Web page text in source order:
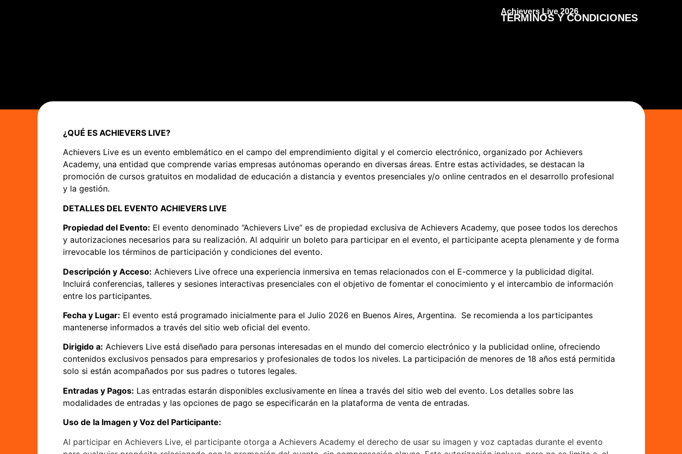
TÉRMINOS Y CONDICIONES
Achievers Live 2026
¿QUÉ ES ACHIEVERS LIVE?
Achievers Live es un evento emblemático en el campo del emprendimiento digital y el comercio electrónico, organizado por Achievers
Academy, una entidad que comprende varias empresas autónomas operando en diversas áreas. Entre estas actividades, se destacan la
promoción de cursos gratuitos en modalidad de educación a distancia y eventos presenciales y/o online centrados en el desarrollo profesional
y la gestión.
DETALLES DEL EVENTO ACHIEVERS LIVE
Propiedad del Evento: El evento denominado “Achievers Live” es de propiedad exclusiva de Achievers Academy, que posee todos los derechos
y autorizaciones necesarios para su realización. Al adquirir un boleto para participar en el evento, el participante acepta plenamente y de forma
irrevocable los términos de participación y condiciones del evento.
Descripción y Acceso: Achievers Live ofrece una experiencia inmersiva en temas relacionados con el E-commerce y la publicidad digital.
Incluirá conferencias, talleres y sesiones interactivas presenciales con el objetivo de fomentar el conocimiento y el intercambio de información
entre los participantes.
Fecha y Lugar: El evento está programado inicialmente para el Julio 2026 en Buenos Aires, Argentina. Se recomienda a los participantes
mantenerse informados a través del sitio web oficial del evento.
Dirigido a: Achievers Live está diseñado para personas interesadas en el mundo del comercio electrónico y la publicidad online, ofreciendo
contenidos exclusivos pensados para empresarios y profesionales de todos los niveles. La participación de menores de 18 años está permitida
solo si están acompañados por sus padres o tutores legales.
Entradas y Pagos: Las entradas estarán disponibles exclusivamente en línea a través del sitio web del evento. Los detalles sobre las
modalidades de entradas y las opciones de pago se especificarán en la plataforma de venta de entradas.
Uso de la Imagen y Voz del Participante:
Al participar en Achievers Live, el participante otorga a Achievers Academy el derecho de usar su imagen y voz captadas durante el evento